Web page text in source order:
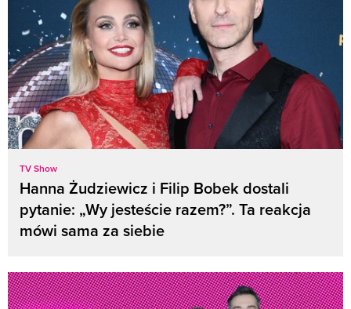
TV Show
Hanna Żudziewicz i Filip Bobek dostali
pytanie: „Wy jesteście razem?”. Ta reakcja
mówi sama za siebie